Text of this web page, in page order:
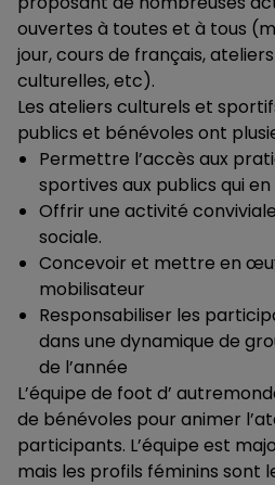
ouvertes à toutes et à tous
jour, cours de français,
culturelles, etc).
Les ateliers culturels et
publics et bénévoles ont
Permettre l’accès aux
sportives aux publics qui
Offrir une activité
sociale.
Concevoir et mettre en
mobilisateur
Responsabiliser les
dans une dynamique de
de l’année
L’équipe de foot d’
de bénévoles pour animer
participants. L’équipe est
mais les profils féminins sont